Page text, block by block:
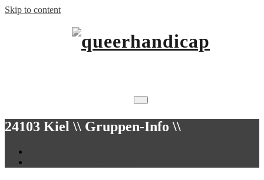
Skip to content
queerhandicap
24103 Kiel \\ Gruppen-Info \\